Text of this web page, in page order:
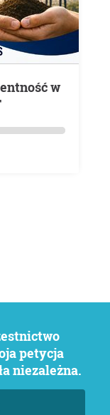
petycja
niezależna.